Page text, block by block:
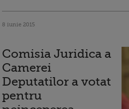
8 iunie 2015
Comisia Juridica a
Camerei
Deputatilor a votat
pentru